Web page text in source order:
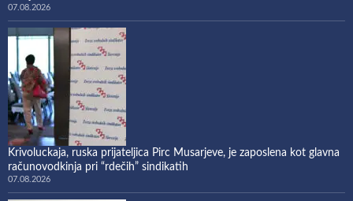
07.08.2026
Krivoluckaja, ruska prijateljica Pirc Musarjeve, je zaposlena kot glavna
računovodkinja pri “rdečih” sindikatih
07.08.2026